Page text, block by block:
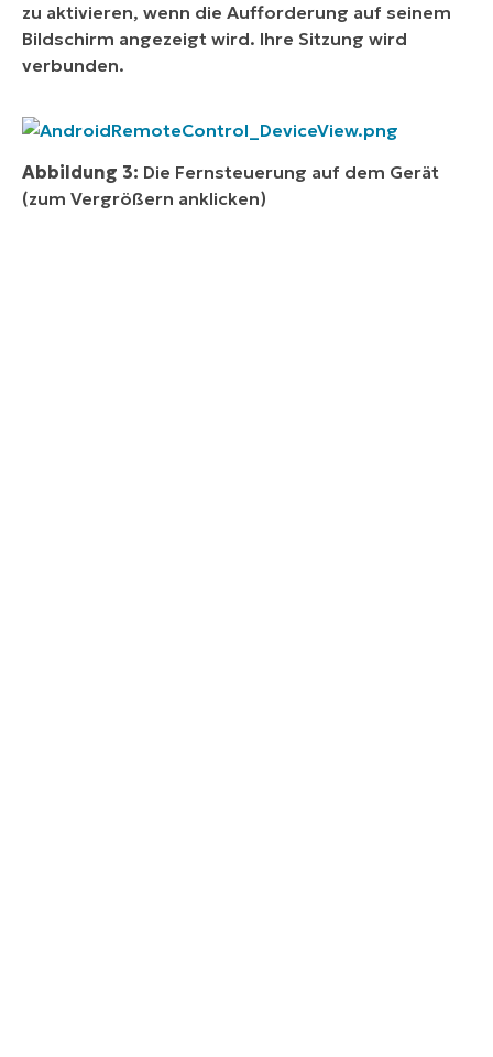
zu aktivieren, wenn die Aufforderung auf seinem
Bildschirm angezeigt wird. Ihre Sitzung wird
verbunden.
Abbildung 3: Die Fernsteuerung auf dem Gerät
(zum Vergrößern anklicken)